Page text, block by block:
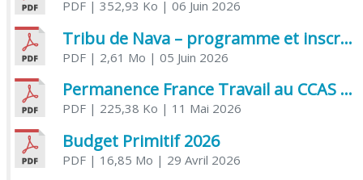
PDF| 352,93 Ko | 06 Juin 2026
Tribu de Nava – programme et inscriptions été 2026
PDF| 2,61 Mo | 05 Juin 2026
Permanence France Travail au CCAS de Saujon Juin 2026
PDF| 225,38 Ko | 11 Mai 2026
Budget Primitif 2026
PDF| 16,85 Mo | 29 Avril 2026